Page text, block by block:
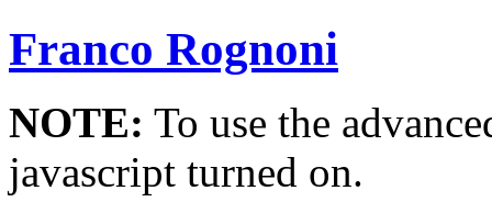
Franco Rognoni
NOTE: To use the
javascript turned on.